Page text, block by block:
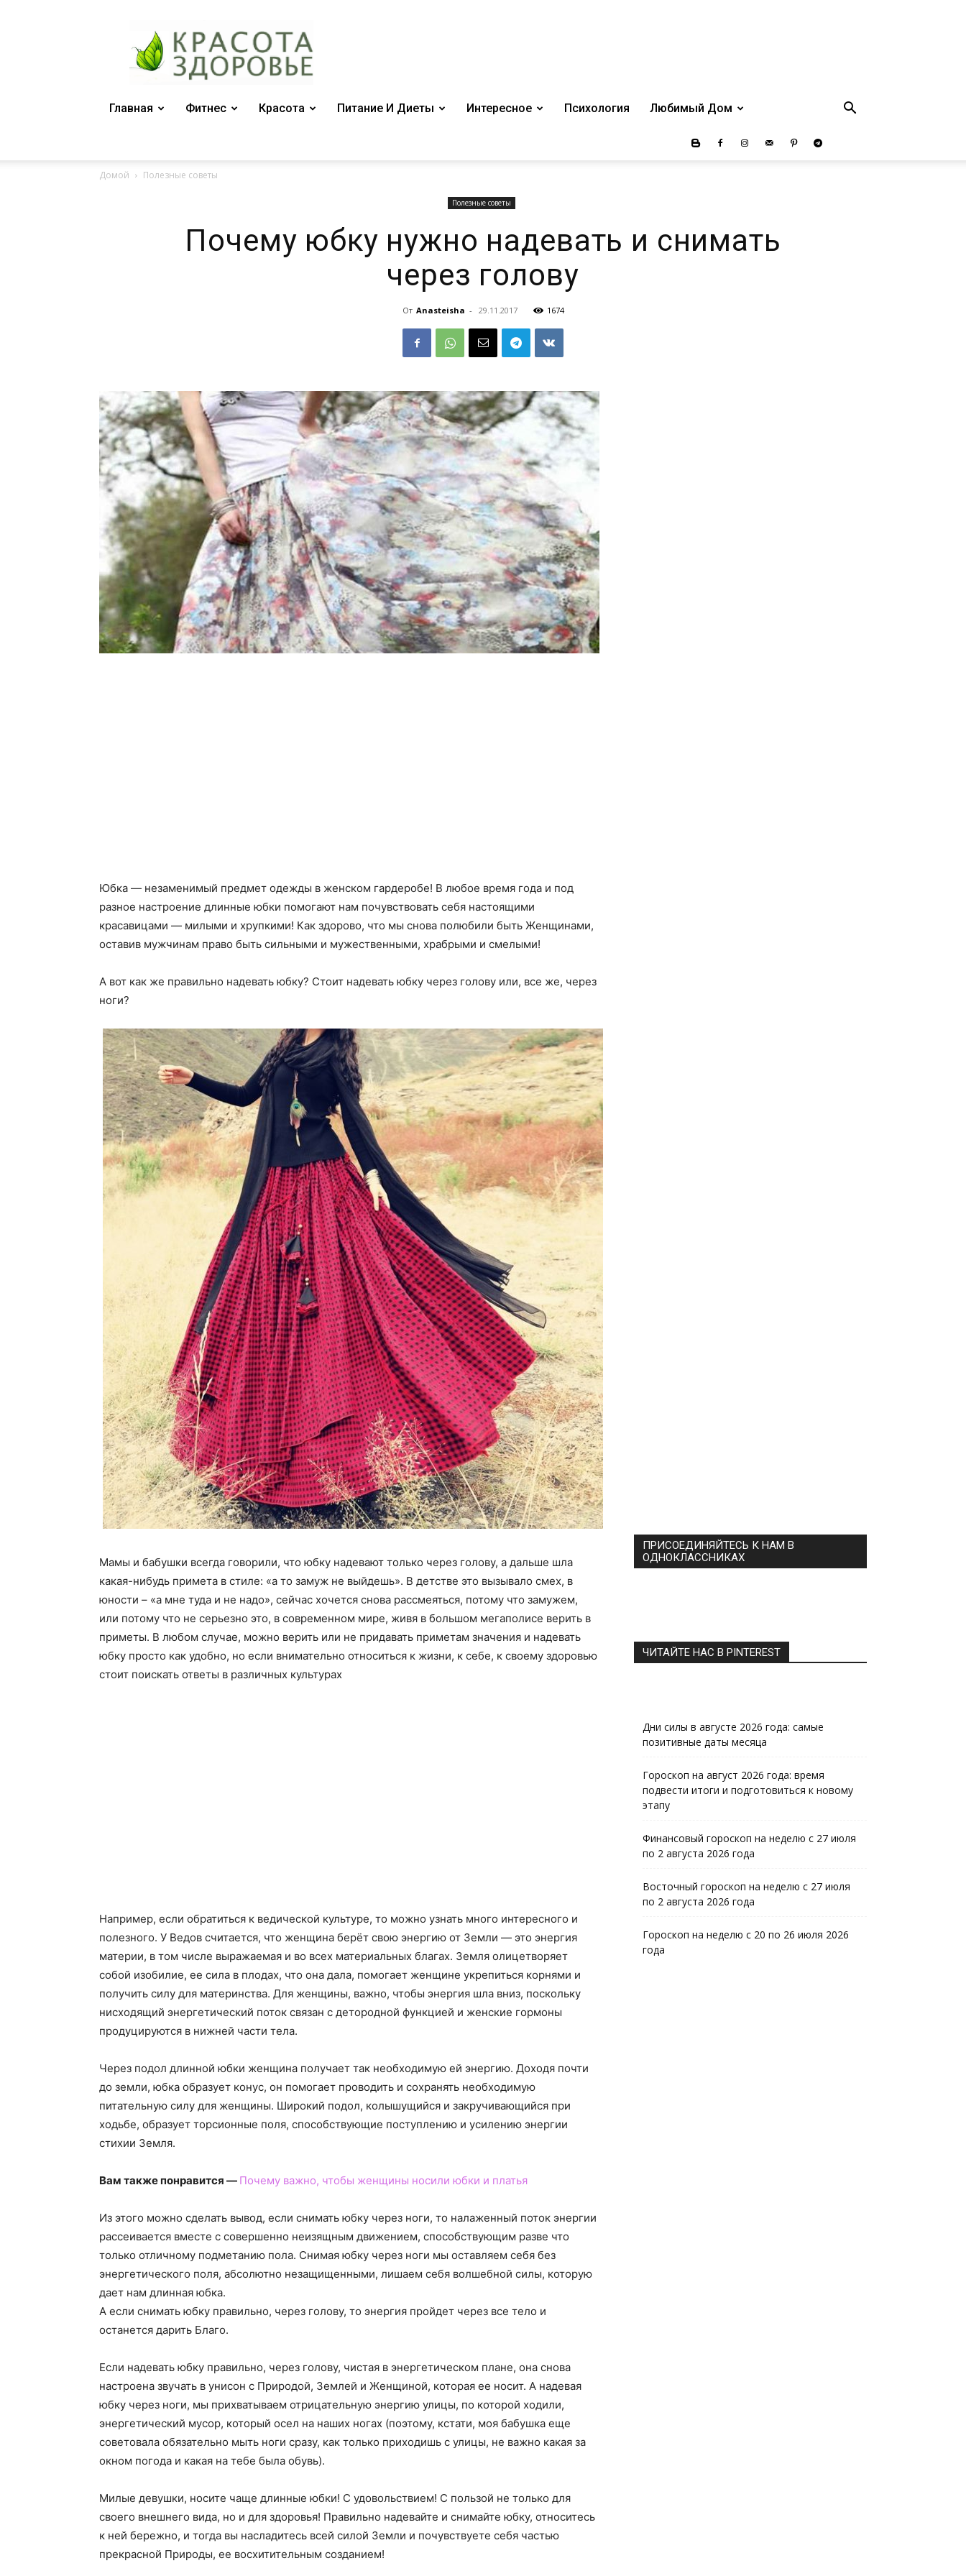
журнал
"Красота
и
Главная
Фитнес Красота Питание И Диеты Интересное Психология Любимый Дом
Домой Полезные советы
Полезные советы
Почему юбку нужно надевать и снимать
через голову
От Anasteisha - 29.11.2017 1674
Юбка — незаменимый предмет одежды в женском гардеробе! В любое время года и под
разное настроение длинные юбки помогают нам почувствовать себя настоящими
красавицами — милыми и хрупкими! Как здорово, что мы снова полюбили быть Женщинами,
оставив мужчинам право быть сильными и мужественными, храбрыми и смелыми!
А вот как же правильно надевать юбку? Стоит надевать юбку через голову или, все же, через
ноги?
Мамы и бабушки всегда говорили, что юбку надевают только через голову, а дальше шла
какая-нибудь примета в стиле: «а то замуж не выйдешь». В детстве это вызывало смех, в
юности – «а мне туда и не надо», сейчас хочется снова рассмеяться, потому что замужем,
или потому что не серьезно это, в современном мире, живя в большом мегаполисе верить в
приметы. В любом случае, можно верить или не придавать приметам значения и надевать
юбку просто как удобно, но если внимательно относиться к жизни, к себе, к своему здоровью
стоит поискать ответы в различных культурах
Например, если обратиться к ведической культуре, то можно узнать много интересного и
полезного. У Ведов считается, что женщина берёт свою энергию от Земли — это энергия
материи, в том числе выражаемая и во всех материальных благах. Земля олицетворяет
собой изобилие, ее сила в плодах, что она дала, помогает женщине укрепиться корнями и
получить силу для материнства. Для женщины, важно, чтобы энергия шла вниз, поскольку
нисходящий энергетический поток связан с детородной функцией и женские гормоны
продуцируются в нижней части тела.
Через подол длинной юбки женщина получает так необходимую ей энергию. Доходя почти
до земли, юбка образует конус, он помогает проводить и сохранять необходимую
питательную силу для женщины. Широкий подол, колышущийся и закручивающийся при
ходьбе, образует торсионные поля, способствующие поступлению и усилению энергии
стихии Земля.
Вам также понравится — Почему важно, чтобы женщины носили юбки и платья
Из этого можно сделать вывод, если снимать юбку через ноги, то налаженный поток энергии
рассеивается вместе с совершенно неизящным движением, способствующим разве что
только отличному подметанию пола. Снимая юбку через ноги мы оставляем себя без
энергетического поля, абсолютно незащищенными, лишаем себя волшебной силы, которую
дает нам длинная юбка.
А если снимать юбку правильно, через голову, то энергия пройдет через все тело и
останется дарить Благо.
Если надевать юбку правильно, через голову, чистая в энергетическом плане, она снова
настроена звучать в унисон с Природой, Землей и Женщиной, которая ее носит. А надевая
юбку через ноги, мы прихватываем отрицательную энергию улицы, по которой ходили,
энергетический мусор, который осел на наших ногах (поэтому, кстати, моя бабушка еще
советовала обязательно мыть ноги сразу, как только приходишь с улицы, не важно какая за
окном погода и какая на тебе была обувь).
Милые девушки, носите чаще длинные юбки! С удовольствием! С пользой не только для
своего внешнего вида, но и для здоровья! Правильно надевайте и снимайте юбку, относитесь
к ней бережно, и тогда вы насладитесь всей силой Земли и почувствуете себя частью
прекрасной Природы, ее восхитительным созданием!
ПРИСОЕДИНЯЙТЕСЬ К НАМ В
ОДНОКЛАССНИКАХ
ЧИТАЙТЕ НАС В PINTEREST
Дни силы в августе 2026 года: самые
позитивные даты месяца
Гороскоп на август 2026 года: время
подвести итоги и подготовиться к новому
этапу
Финансовый гороскоп на неделю с 27 июля
по 2 августа 2026 года
Восточный гороскоп на неделю с 27 июля
по 2 августа 2026 года
Гороскоп на неделю с 20 по 26 июля 2026
года